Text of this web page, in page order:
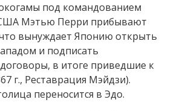
под командованием
Мэтью Перри прибывают
вынуждает Японию открыть
и подписать
в итоге приведшие к
г., Реставрация Мэйдзи).
переносится в Эдо.